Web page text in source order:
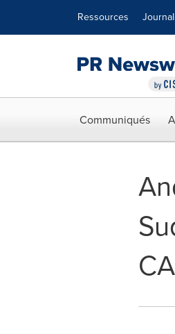
Ressources
Communiqués